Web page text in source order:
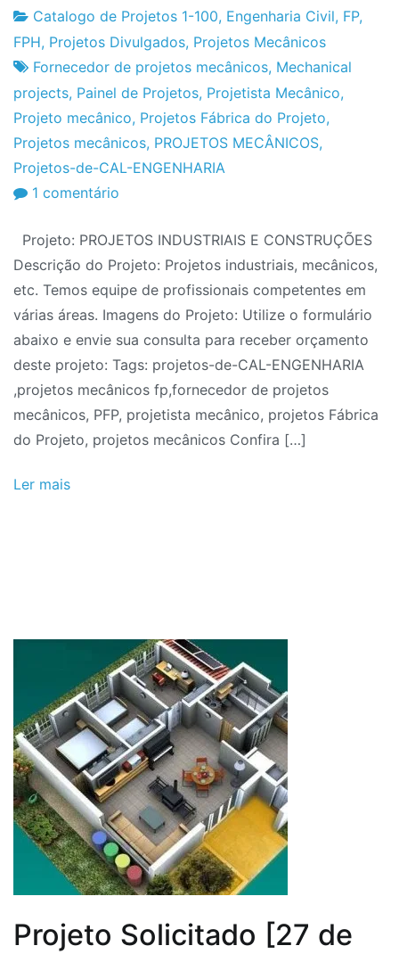
Fabrica
do
Projeto
22
de
Agosto
de
2013
Catalogo de Projetos 1-100, Engenharia Civil, FP,
FPH, Projetos Divulgados, Projetos Mecânicos
Fornecedor de projetos mecânicos, Mechanical
projects, Painel de Projetos, Projetista Mecânico,
Projeto mecânico, Projetos Fábrica do Projeto,
Projetos mecânicos, PROJETOS MECÂNICOS,
Projetos-de-CAL-ENGENHARIA
1 comentário
FP:
Projetos
Industriais
e
Construções
Projeto: PROJETOS INDUSTRIAIS E CONSTRUÇÕES
Descrição do Projeto: Projetos industriais, mecânicos,
etc. Temos equipe de profissionais competentes em
várias áreas. Imagens do Projeto: Utilize o formulário
abaixo e envie sua consulta para receber orçamento
deste projeto: Tags: projetos-de-CAL-ENGENHARIA
,projetos mecânicos fp,fornecedor de projetos
mecânicos, PFP, projetista mecânico, projetos Fábrica
do Projeto, projetos mecânicos Confira […]
Ler mais
Projeto Solicitado [27 de